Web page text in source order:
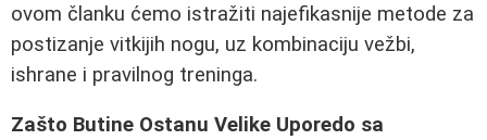
ovom članku ćemo istražiti najefikasnije metode za
postizanje vitkijih nogu, uz kombinaciju vežbi,
ishrane i pravilnog treninga.
Zašto Butine Ostanu Velike Uporedo sa